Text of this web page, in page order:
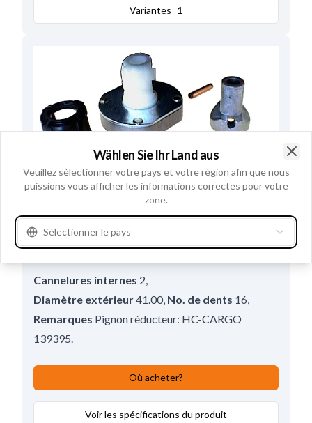
Variantes 1
F032139418 - Pignon Du Demarreur
Numéros de référence139418
Cannelures internes 2
Diamètre extérieur41.00, No. de dents 16
Remarques Pignon réducteur: HC-CARGO
139395.
Où acheter?
Voir les spécifications du produit
Wählen Sie Ihr Land aus
Veuillez sélectionner votre pays et votre région afin que nous
puissions vous afficher les informations correctes pour votre
zone.
Sélectionner le pays